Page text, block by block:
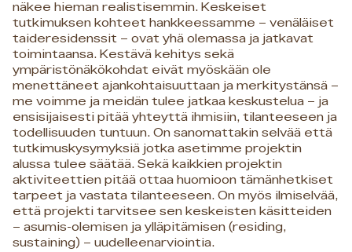
näkee hieman realistisemmin. Keskeiset
tutkimuksen kohteet hankkeessamme – venäläiset
taideresidenssit – ovat yhä olemassa ja jatkavat
toimintaansa. Kestävä kehitys sekä
ympäristönäkökohdat eivät myöskään ole
menettäneet ajankohtaisuuttaan ja merkitystänsä –
me voimme ja meidän tulee jatkaa keskustelua – ja
ensisijaisesti pitää yhteyttä ihmisiin, tilanteeseen ja
todellisuuden tuntuun. On sanomattakin selvää että
tutkimuskysymyksiä jotka asetimme projektin
alussa tulee säätää. Sekä kaikkien projektin
aktiviteettien pitää ottaa huomioon tämänhetkiset
tarpeet ja vastata tilanteeseen. On myös ilmiselvää,
että projekti tarvitsee sen keskeisten käsitteiden
– asumis-olemisen ja ylläpitämisen (residing,
sustaining) – uudelleenarviointia.